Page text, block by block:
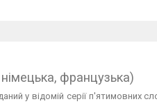
німецька, французька)
у відомій серії п'ятимовних